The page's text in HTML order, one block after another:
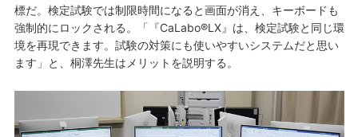
標だ。検定試験では制限時間になると画面が消え、キーボードも
強制的にロックされる。「『CaLabo®LX』は、検定試験と同じ環
境を再現できます。試験の対策にも使いやすいシステムだと思い
ます」と、桐澤先生はメリットを説明する。